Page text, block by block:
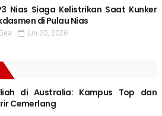
Nias Siaga Kelistrikan Saat Kunker
di Pulau Nias
Jun 20, 2026
di Australia: Kampus Top dan
Cemerlang